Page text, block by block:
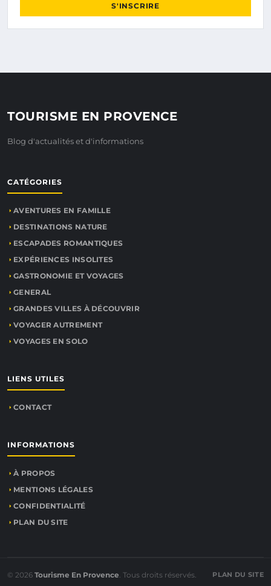
S'INSCRIRE
TOURISME EN PROVENCE
Blog d'actualités et d'informations
CATÉGORIES
AVENTURES EN FAMILLE
DESTINATIONS NATURE
ESCAPADES ROMANTIQUES
EXPÉRIENCES INSOLITES
GASTRONOMIE ET VOYAGES
GENERAL
GRANDES VILLES À DÉCOUVRIR
VOYAGER AUTREMENT
VOYAGES EN SOLO
LIENS UTILES
CONTACT
INFORMATIONS
À PROPOS
MENTIONS LÉGALES
CONFIDENTIALITÉ
PLAN DU SITE
© 2026 Tourisme En Provence. Tous droits réservés. PLAN DU SITE